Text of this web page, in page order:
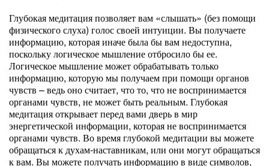
Глубокая медитация позволяет вам «слышать» (без помощи
физического слуха) голос своей интуиции. Вы получаете
информацию, которая иначе была бы вам недоступна,
поскольку логическое мышление отбросило бы ее.
Логическое мышление может обрабатывать только
информацию, которую мы получаем при помощи органов
чувств – ведь оно считает, что то, что не воспринимается
органами чувств, не может быть реальным. Глубокая
медитация открывает перед вами дверь в мир
энергетической информации, которая не воспринимается
органами чувств. Во время глубокой медитации вы можете
обращаться к духам-наставникам, или они могут обращаться
к вам. Вы можете получать информацию в виде символов,